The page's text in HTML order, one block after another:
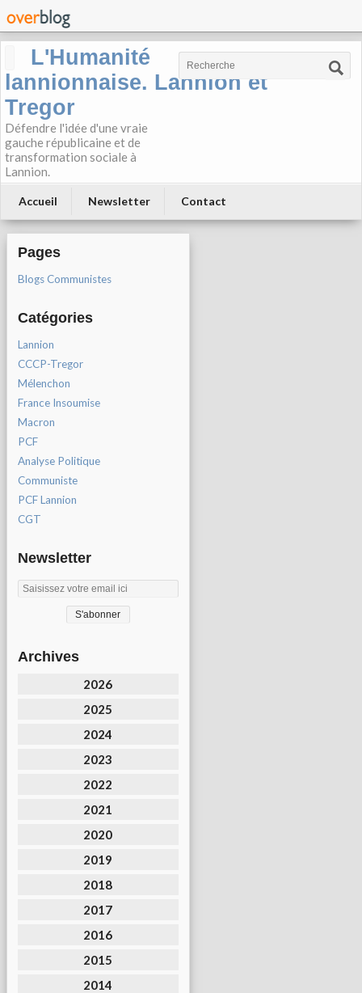
L'Humanité
lannionnaise. Lannion et
Tregor
Défendre l'idée d'une vraie
gauche républicaine et de
transformation sociale à
Lannion.
Accueil Newsletter Contact
Pages
Blogs Communistes
Catégories
Lannion
CCCP-Tregor
Mélenchon
France Insoumise
Macron
PCF
Analyse Politique
Communiste
PCF Lannion
CGT
Newsletter
Archives
2026
2025
2024
2023
2022
2021
2020
2019
2018
2017
2016
2015
2014